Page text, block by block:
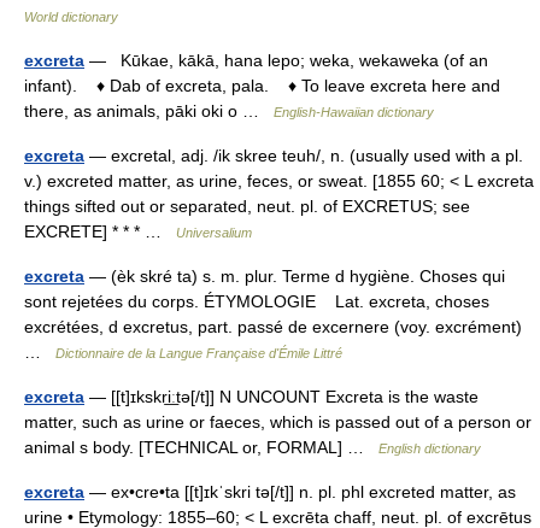
World dictionary
excreta — Kūkae, kākā, hana lepo; weka, wekaweka (of an
infant). ♦ Dab of excreta, pala. ♦ To leave excreta here and
there, as animals, pāki oki o …
English-Hawaiian dictionary
excreta — excretal, adj. /ik skree teuh/, n. (usually used with a pl.
v.) excreted matter, as urine, feces, or sweat. [1855 60; < L excreta
things sifted out or separated, neut. pl. of EXCRETUS; see
EXCRETE] * * * …
Universalium
excreta — (èk skré ta) s. m. plur. Terme d hygiène. Choses qui
sont rejetées du corps. ÉTYMOLOGIE Lat. excreta, choses
excrétées, d excretus, part. passé de excernere (voy. excrément)
Dictionnaire de la Langue Française d'Émile Littré
excreta — [[t]ɪkskri͟ːtə[/t]] N UNCOUNT Excreta is the waste
matter, such as urine or faeces, which is passed out of a person or
animal s body. [TECHNICAL or, FORMAL] …
English dictionary
excreta — ex•cre•ta [[t]ɪkˈskri tə[/t]] n. pl. phl excreted matter, as
urine • Etymology: 1855–60; < L excrēta chaff, neut. pl. of excrētus